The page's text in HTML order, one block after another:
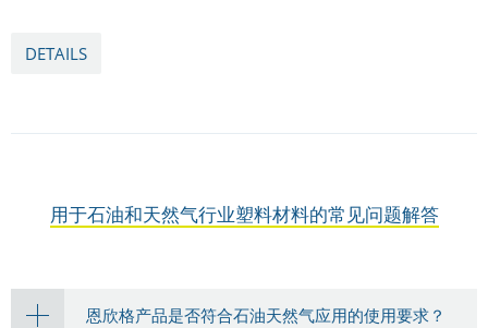
DETAILS
用于石油和天然气行业塑料材料的常见问题解答
恩欣格产品是否符合石油天然气应用的使用要求？